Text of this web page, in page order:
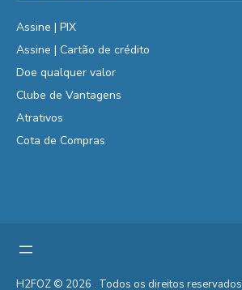
Assine | PIX
Assine | Cartão de crédito
Doe qualquer valor
Clube de Vantagens
Atrativos
Cota de Compras
H2FOZ © 2026 . Todos os direitos reservados